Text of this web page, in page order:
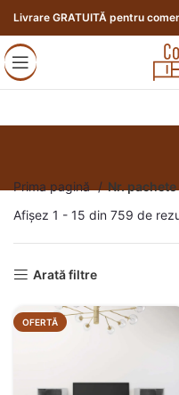
Livrare GRATUITĂ pentru
Prima pagină Nr.
Afișez 1 - 15 din 759 de
Arată filtre
OFERTĂ